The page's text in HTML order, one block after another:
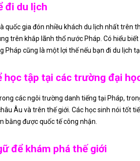
đi du lịch
quốc gia đón nhiều khách du lịch nhất trên
trên khắp lãnh thổ nước Pháp. Có hiểu
cũng là một lợi thế nếu bạn đi du lịch
học tập tại các trường đại
các ngôi trường danh tiếng tại Pháp,
Âu và trên thế giới. Các học sinh nói tốt
bằng được quốc tế công nhận.
để khám phá thế giới